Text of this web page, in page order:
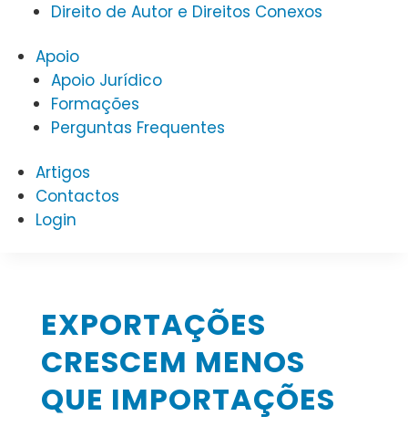
Direito de Autor e Direitos Conexos
Apoio
Apoio Jurídico
Formações
Perguntas Frequentes
Artigos
Contactos
Login
EXPORTAÇÕES
CRESCEM MENOS
QUE IMPORTAÇÕES